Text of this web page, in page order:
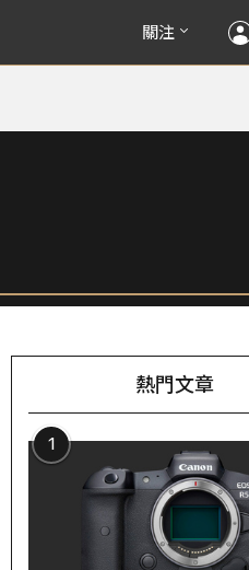
關注
熱門文章
1